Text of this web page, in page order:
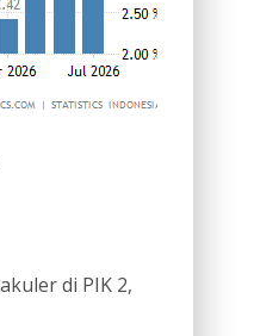
di PIK 2,